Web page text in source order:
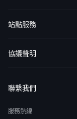
認識華盛
媒體報導
意見反饋
站點服務
收費標準
交易工具
幫助中心
協議聲明
聯繫我們
服務熱線